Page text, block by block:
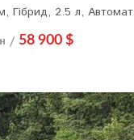
Гібрид, 2.5 л, Автомат
/ 58 900 $